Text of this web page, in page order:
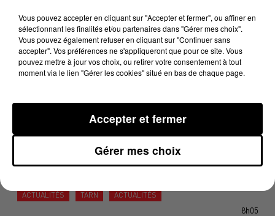
ACTUALITÉS ARIÈGE ACTUALITÉS
Au pied du mont Valier, en Ariège, une
opération de prévention face...
Éclipse solaire du 12 août : Toulouse aux
premières loges d'un...
ACTUALITÉS TARN ACTUALITÉS
8h05
Vous pouvez accepter en cliquant sur "Accepter et fermer", ou affiner en
sélectionnant les finalités et/ou partenaires dans "Gérer mes choix".
Vous pouvez également refuser en cliquant sur "Continuer sans
accepter". Vos préférences ne s'appliqueront que pour ce site. Vous
pouvez mettre à jour vos choix, ou retirer votre consentement à tout
moment via le lien "Gérer les cookies" situé en bas de chaque page.
Gérer mes choix
Accepter et fermer